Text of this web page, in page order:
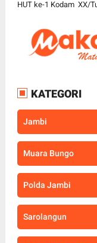
HUT ke-1 Kodam XX/
KATEGORI
Jambi
Muara Bungo
Polda Jambi
Sarolangun